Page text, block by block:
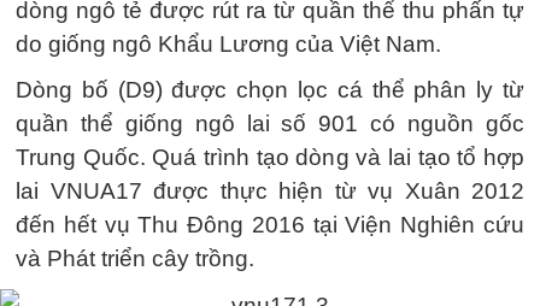
dòng ngô tẻ được rút ra từ quần thể thu phấn tự
do giống ngô Khẩu Lương của Việt Nam.
Dòng bố (D9) được chọn lọc cá thể phân ly từ
quần thể giống ngô lai số 901 có nguồn gốc
Trung Quốc. Quá trình tạo dòng và lai tạo tổ hợp
lai VNUA17 được thực hiện từ vụ Xuân 2012
đến hết vụ Thu Đông 2016 tại Viện Nghiên cứu
và Phát triển cây trồng.